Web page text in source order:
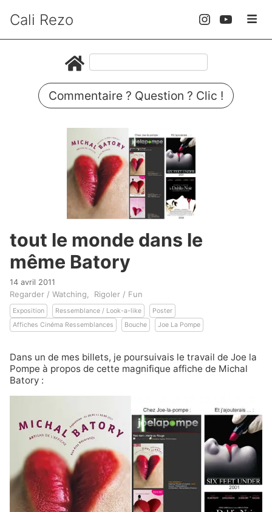
Cali Rezo
Commentaire ? Question ? Clic !
tout le monde dans le
même Batory
14 avril 2011
Regarder / Watching Rigoler / Fun
Exposition Ressemblance / Look-a-like
Poster
Affiches Cinéma Ressemblances
Bouche Joe La Pompe
Dans un de mes billets, je poursuivais le travail de Joe la
Pompe à propos de cette magnifique affiche de Michal
Batory :